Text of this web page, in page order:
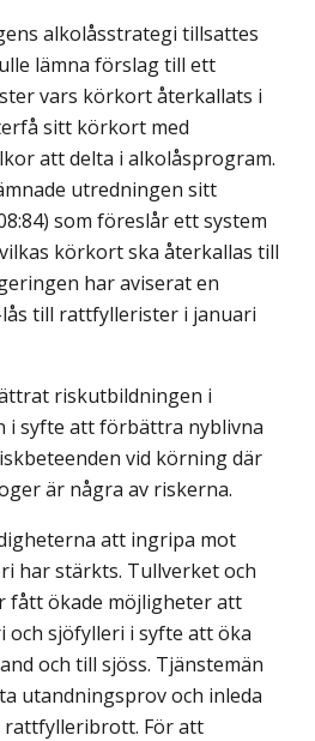
alkolåsstrategi tillsattes
lämna förslag till ett
vars körkort återkallats i
sitt körkort med
att delta i alkolåsprogram.
utredningen sitt
som föreslår ett system
körkort ska återkallas till
har aviserat en
till rattfyllerister i januari
riskutbildningen i
syfte att förbättra nyblivna
vid körning där
är några av riskerna.
att ingripa mot
har stärkts. Tullverket och
fått ökade möjligheter att
sjöfylleri i syfte att öka
och till sjöss. Tjänstemän
utandningsprov och inleda
För att